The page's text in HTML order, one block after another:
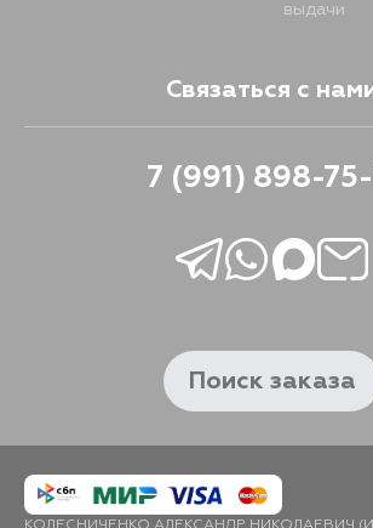
выдачи
Связаться с
7 (991) 898-75-
Поиск заказа